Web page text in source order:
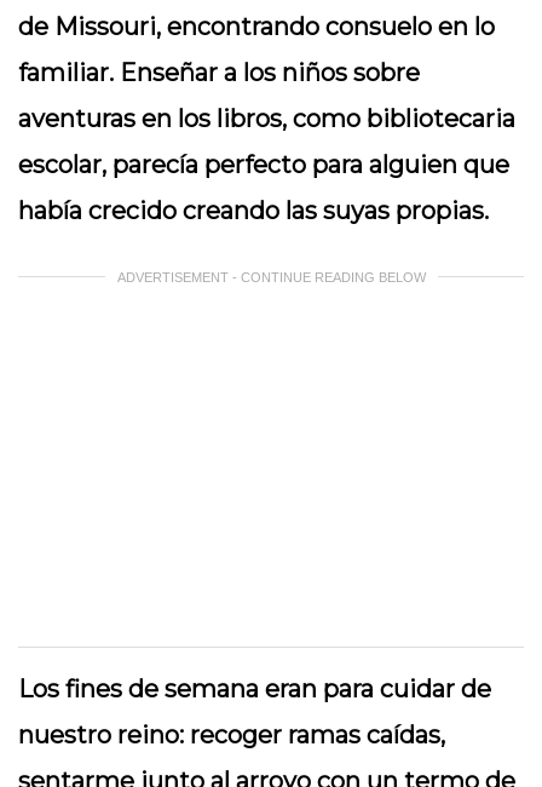
de Missouri, encontrando consuelo en lo
familiar. Enseñar a los niños sobre
aventuras en los libros, como bibliotecaria
escolar, parecía perfecto para alguien que
había crecido creando las suyas propias.
ADVERTISEMENT - CONTINUE READING BELOW
Los fines de semana eran para cuidar de
nuestro reino: recoger ramas caídas,
sentarme junto al arroyo con un termo de